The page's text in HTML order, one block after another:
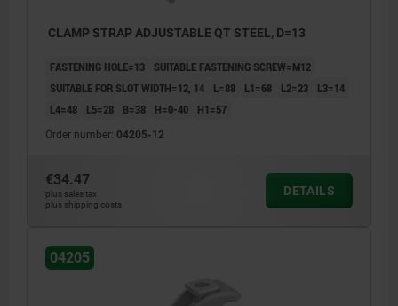
CLAMP STRAP ADJUSTABLE QT STEEL, D=13
FASTENING HOLE=13
SUITABLE FASTENING SCREW=M12
SUITABLE FOR SLOT WIDTH=12, 14
L=88 L1=68 L2=23
L3=14
L4=48
L5=28 B=38 H=0-40 H1=57
Order number: 04205-12
€34.47
plus sales tax
plus shipping costs
DETAILS
04205